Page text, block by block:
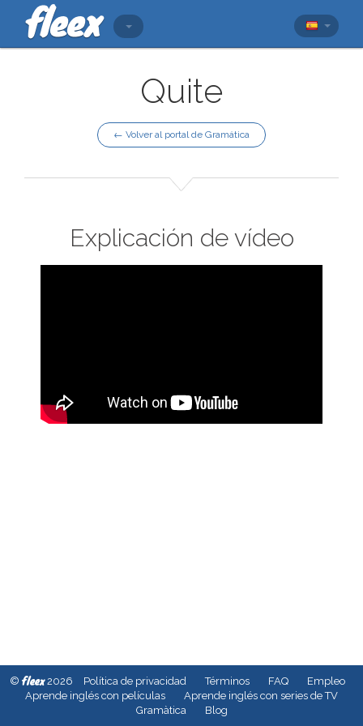
Quite
← Volver al portal de Gramática
Explicación de vídeo
© fleex2026 Política de privacidad Términos FAQ
Empleo
Aprende inglés con películas
Aprende inglés con series de TV
Gramàtica
Blog